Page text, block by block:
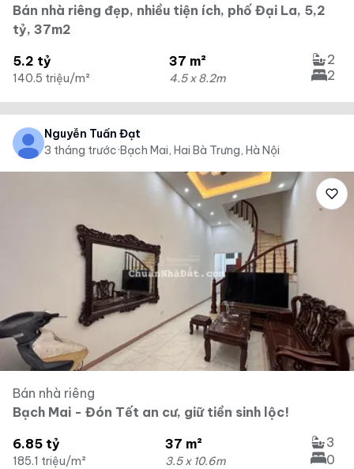
Bán nhà riêng đẹp, nhiều tiện ích, phố Đại La, 5,2
tỷ, 37m2
5.2 tỷ
140.5 triệu/m²
37 m²
4.5 x 8.2m
2
2
Nguyễn Tuấn Đạt
3 tháng trước·Bạch Mai, Hai Bà Trưng, Hà Nội
Bán nhà riêng
Bạch Mai - Đón Tết an cư, giữ tiền sinh lộc!
6.85 tỷ
185.1 triệu/m²
37 m²
3.5 x 10.6m
3
0